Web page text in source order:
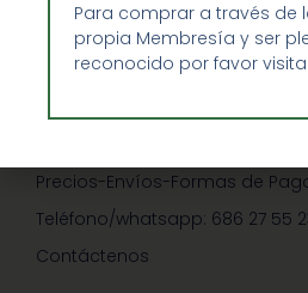
Precios-Envíos-Formas de
Teléfono/whatsapp: 686 27 55
Contáctenos
Para comprar a través de
propia Membresía y ser
reconocido por favor visita